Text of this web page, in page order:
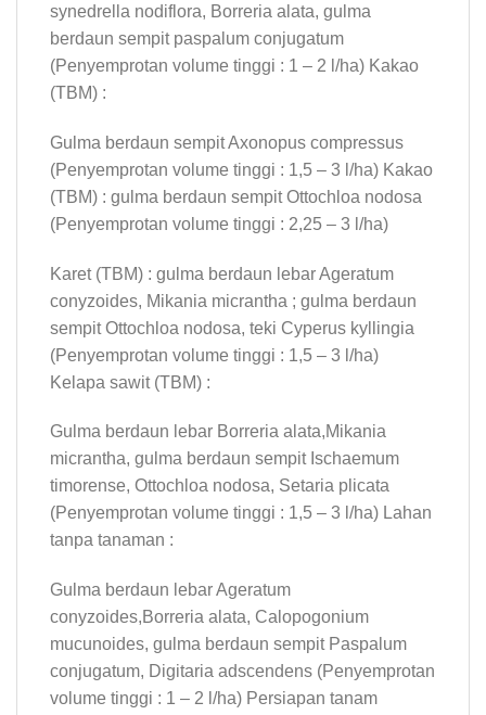
synedrella nodiflora, Borreria alata, gulma
berdaun sempit paspalum conjugatum
(Penyemprotan volume tinggi : 1 – 2 l/ha) Kakao
(TBM) :
Gulma berdaun sempit Axonopus compressus
(Penyemprotan volume tinggi : 1,5 – 3 l/ha) Kakao
(TBM) : gulma berdaun sempit Ottochloa nodosa
(Penyemprotan volume tinggi : 2,25 – 3 l/ha)
Karet (TBM) : gulma berdaun lebar Ageratum
conyzoides, Mikania micrantha ; gulma berdaun
sempit Ottochloa nodosa, teki Cyperus kyllingia
(Penyemprotan volume tinggi : 1,5 – 3 l/ha)
Kelapa sawit (TBM) :
Gulma berdaun lebar Borreria alata,Mikania
micrantha, gulma berdaun sempit Ischaemum
timorense, Ottochloa nodosa, Setaria plicata
(Penyemprotan volume tinggi : 1,5 – 3 l/ha) Lahan
tanpa tanaman :
Gulma berdaun lebar Ageratum
conyzoides,Borreria alata, Calopogonium
mucunoides, gulma berdaun sempit Paspalum
conjugatum, Digitaria adscendens (Penyemprotan
volume tinggi : 1 – 2 l/ha) Persiapan tanam